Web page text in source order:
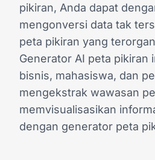
pikiran, Anda dapat
mengonversi data tak
peta pikiran yang
Generator AI peta pikiran
bisnis, mahasiswa, dan
mengekstrak wawasan
memvisualisasikan
dengan generator peta